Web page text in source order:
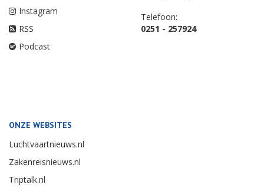
Instagram
RSS
Podcast
Telefoon:
0251 - 257924
ONZE WEBSITES
Luchtvaartnieuws.nl
Zakenreisnieuws.nl
Triptalk.nl